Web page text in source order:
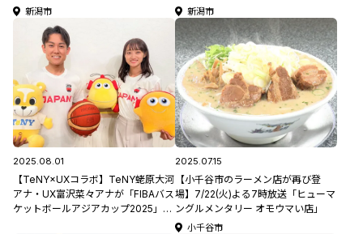
ご紹介！
新潟市 新潟市
2025.08.01
【TeNY×UXコラボ】TeNY蛯原大河
アナ・UX富沢菜々アナが「FIBAバス
ケットボールアジアカップ2025」に
2025.07.15
【小千谷市のラーメン店が再び登
場】7/22(火)よる7時放送「ヒューマ
ングルメンタリー オモウマい店」
小千谷市